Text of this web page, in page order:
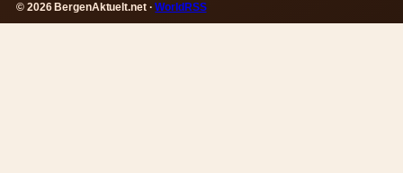
© 2026 BergenAktuelt.net ·WorldRSS